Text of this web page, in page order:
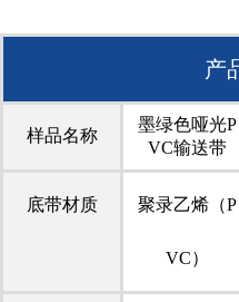
产
样品名称
墨绿色哑光P
VC输送带
底带材质 聚录乙烯（P
VC）